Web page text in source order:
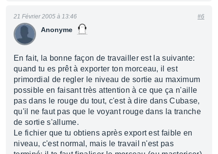
Anonyme
21 Février 2005 à 13:46 #6
En fait, la bonne façon de travailler est la suivante:
quand tu es prêt à exporter ton morceau, il est
primordial de regler le niveau de sortie au maximum
possible en faisant très attention à ce que ça n'aille
pas dans le rouge du tout, c'est à dire dans Cubase,
qu'il ne faut pas que le voyant rouge dans la tranche
de sortie s'allume.
Le fichier que tu obtiens après export est faible en
niveau, c'est normal, mais le travail n'est pas